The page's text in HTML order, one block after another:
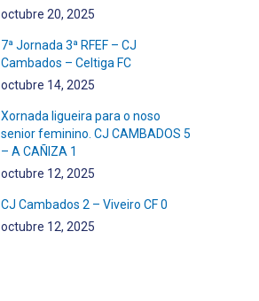
octubre 20, 2025
7ª Jornada 3ª RFEF – CJ
Cambados – Celtiga FC
octubre 14, 2025
Xornada ligueira para o noso
senior feminino. CJ CAMBADOS 5
– A CAÑIZA 1
octubre 12, 2025
CJ Cambados 2 – Viveiro CF 0
octubre 12, 2025